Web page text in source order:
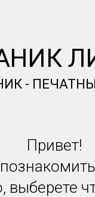
-
Привет!
выберете